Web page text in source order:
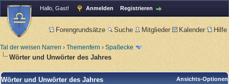
Hallo, Gast! Anmelden Registrieren
Forengrundsätze Suche Mitglieder Kalender Hilfe
Tal der weisen Narren › Themenfern › Spaßecke
Wörter und Unwörter des Jahres
Ansichts-Optionen
Wörter und Unwörter des Jahres